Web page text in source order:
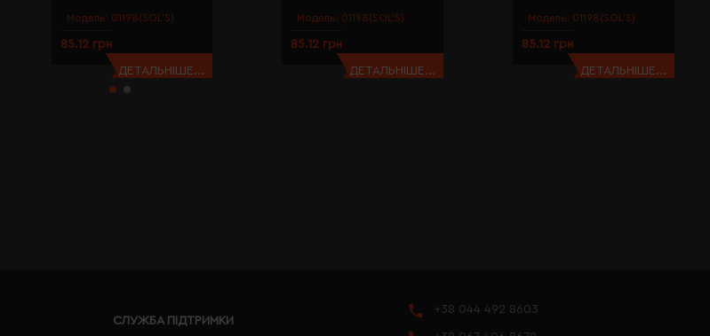
Модель: 01198(SOL’S)
85.12 грн
ДЕТАЛЬНІШЕ...
Модель: 01198(SOL’S)
85.12 грн
ДЕТАЛЬНІШЕ...
Модель: 01198(SOL’S)
85.12 грн
ДЕТАЛЬНІШЕ...
СЛУЖБА ПІДТРИМКИ
+38 044 492 8603